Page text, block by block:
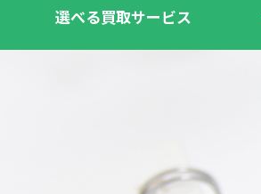
選べる買取サービス